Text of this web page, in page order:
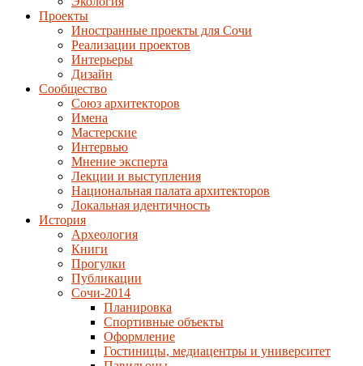
Проекты
Иностранные проекты для Сочи
Реализации проектов
Интерьеры
Дизайн
Сообщество
Союз архитекторов
Имена
Мастерские
Интервью
Мнение эксперта
Лекции и выступления
Национальная палата архитекторов
Локальная идентичность
История
Археология
Книги
Прогулки
Публикации
Сочи-2014
Планировка
Спортивные объекты
Оформление
Гостиницы, медиацентры и университет